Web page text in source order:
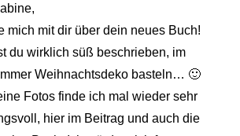
mich mit dir über dein neues Buch!
du wirklich süß beschrieben, im
Weihnachtsdeko basteln… 🙂
Fotos finde ich mal wieder sehr
hier im Beitrag und auch die